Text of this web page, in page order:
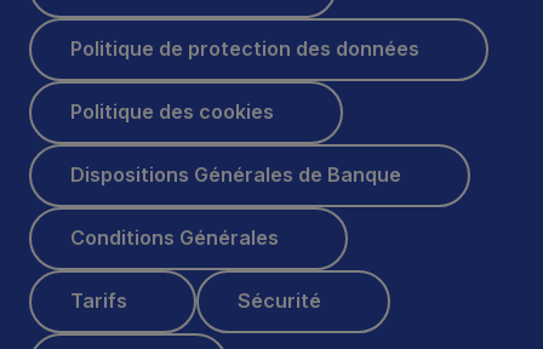
Politique de protection des données
Politique de protection des données
Politique des cookies
Politique des cookies
Dispositions Générales de Banque
Dispositions Générales de Banque
Conditions Générales
Conditions Générales
Tarifs
Tarifs
Sécurité
Sécurité